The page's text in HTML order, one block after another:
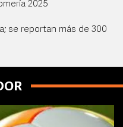
2025
se reportan más de 300